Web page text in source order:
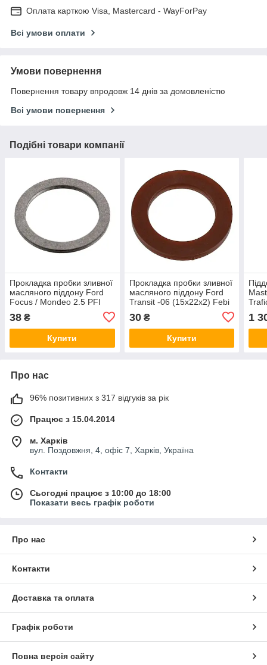
Оплата карткою Visa, Mastercard - WayForPay
Всі умови оплати
Умови повернення
Повернення товару впродовж 14 днів за домовленістю
Всі умови повернення
Подібні товари компанії
Прокладка пробки зливної
масляного піддону Ford
Focus / Mondeo 2.5 PFI
Bilstein 22149
38 ₴
Купити
Прокладка пробки зливної
масляного піддону Ford
Transit -06 (15x22x2) Febi
30₴
Купити
1
Про нас
96% позитивних з 317 відгуків за рік
Працює з 15.04.2014
м. Харків
вул. Поздовжня, 4, офіс 7, Харків, Україна
Контакти
Сьогодні працює з 10:00 до 18:00
Показати весь графік роботи
Про нас
Контакти
Доставка та оплата
Графік роботи
Повна версія сайту